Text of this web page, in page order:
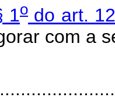
1o do art.
com a